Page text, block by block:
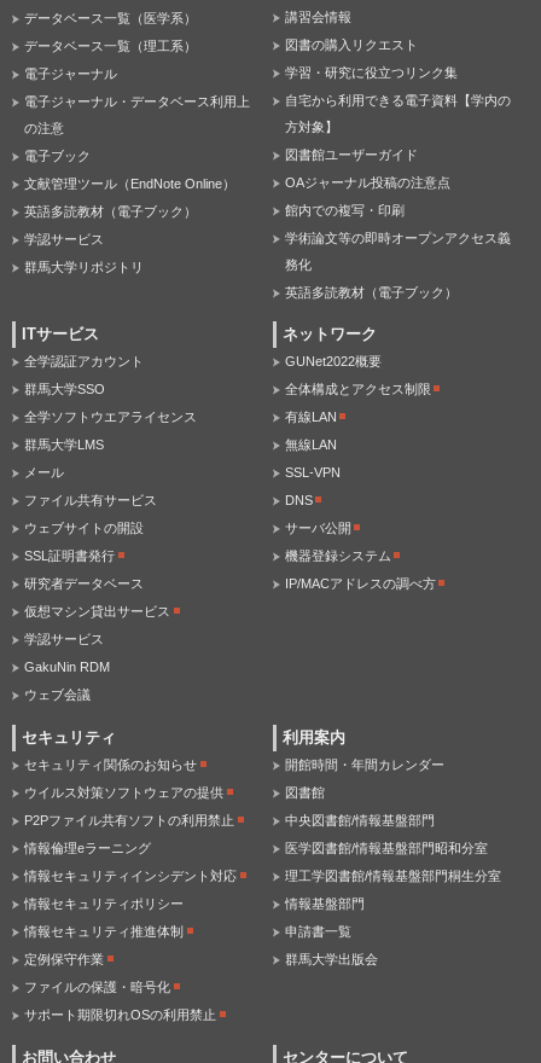
データベース一覧（医学系）
データベース一覧（理工系）
電子ジャーナル
電子ジャーナル・データベース利用上
の注意
電子ブック
文献管理ツール（EndNote Online）
英語多読教材（電子ブック）
学認サービス
群馬大学リポジトリ
講習会情報
図書の購入リクエスト
学習・研究に役立つリンク集
自宅から利用できる電子資料【学内の
方対象】
図書館ユーザーガイド
OAジャーナル投稿の注意点
館内での複写・印刷
学術論文等の即時オープンアクセス義
務化
英語多読教材（電子ブック）
ITサービス
全学認証アカウント
群馬大学SSO
全学ソフトウエアライセンス
群馬大学LMS
メール
ファイル共有サービス
ウェブサイトの開設
SSL証明書発行
研究者データベース
仮想マシン貸出サービス
学認サービス
GakuNin RDM
ウェブ会議
ネットワーク
GUNet2022概要
全体構成とアクセス制限
有線LAN
無線LAN
SSL-VPN
DNS
サーバ公開
機器登録システム
IP/MACアドレスの調べ方
セキュリティ
セキュリティ関係のお知らせ
ウイルス対策ソフトウェアの提供
P2Pファイル共有ソフトの利用禁止
情報倫理eラーニング
情報セキュリティインシデント対応
情報セキュリティポリシー
情報セキュリティ推進体制
定例保守作業
ファイルの保護・暗号化
サポート期限切れOSの利用禁止
利用案内
開館時間・年間カレンダー
図書館
中央図書館/情報基盤部門
医学図書館/情報基盤部門昭和分室
理工学図書館/情報基盤部門桐生分室
情報基盤部門
申請書一覧
群馬大学出版会
お問い合わせ センターについて